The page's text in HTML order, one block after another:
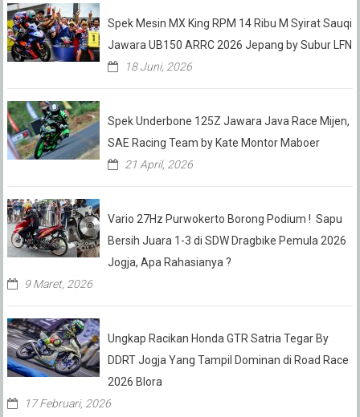
Spek Mesin MX King RPM 14 Ribu M Syirat Sauqi
Jawara UB150 ARRC 2026 Jepang by Subur LFN
18 Juni, 2026
Spek Underbone 125Z Jawara Java Race Mijen,
SAE Racing Team by Kate Montor Maboer
21 April, 2026
Vario 27Hz Purwokerto Borong Podium ! Sapu
Bersih Juara 1-3 di SDW Dragbike Pemula 2026
Jogja, Apa Rahasianya ?
9 Maret, 2026
Ungkap Racikan Honda GTR Satria Tegar By
DDRT Jogja Yang Tampil Dominan di Road Race
2026 Blora
17 Februari, 2026